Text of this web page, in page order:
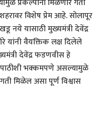
विशेष प्रेम आहे. सोलापूर
नये यासाठी मुख्यमंत्री देवेंद्र
यांनी वैयक्तिक लक्ष दिलेले
देवेंद्र फडणवीस हे
भक्कमपणे असल्यामुळे
मिळेल असा पूर्ण विश्वास